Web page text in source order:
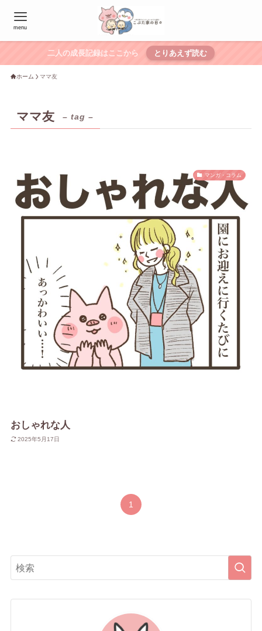
menu
二人の成長記録はここから とりあえず読む
ホーム ママ友
ママ友 – tag –
マンガ・コラム
おしゃれな人
2025年5月17日
1